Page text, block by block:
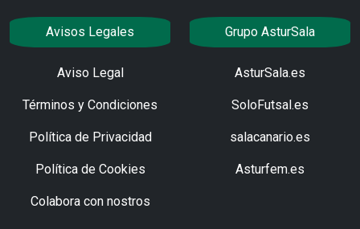
Avisos Legales
Aviso Legal
Términos y Condiciones
Política de Privacidad
Política de Cookies
Colabora con nostros
Grupo AsturSala
AsturSala.es
SoloFutsal.es
salacanario.es
Asturfem.es